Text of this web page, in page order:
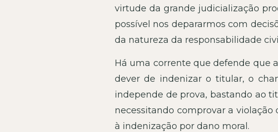
virtude da grande judicialização
possível nos depararmos com
da natureza da responsabilidade
Há uma corrente que defende que
dever de indenizar o titular, o
independe de prova, bastando ao
necessitando comprovar a
à indenização por dano moral.